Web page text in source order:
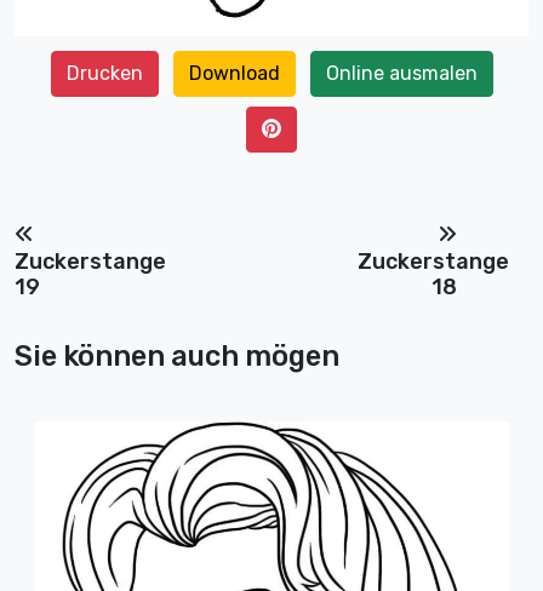
Drucken Download Online ausmalen
Zuckerstange
19
Zuckerstange
18
Sie können auch mögen